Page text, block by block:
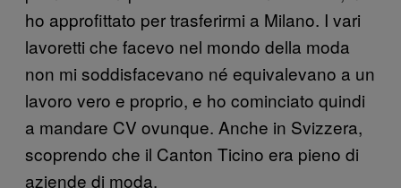
ho approfittato per trasferirmi a Milano. I vari
lavoretti che facevo nel mondo della moda
non mi soddisfacevano né equivalevano a un
lavoro vero e proprio, e ho cominciato quindi
a mandare CV ovunque. Anche in Svizzera,
scoprendo che il Canton Ticino era pieno di
aziende di moda.